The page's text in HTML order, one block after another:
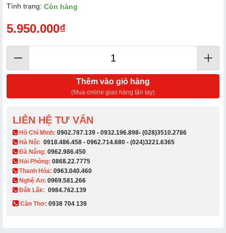
Tình trạng: Còn hàng
5.950.000₫
Thêm vào giỏ hàng
(Mua online giao hàng tận tay)
LIÊN HỆ TƯ VẤN
​ Hồ Chí Minh: 0902.787.139 - 0932.196.898- (028)3510.2786
Hà Nội: 0918.486.458 - 0962.714.680 - (024)3221.6365
Đà Nẵng: 0962.986.450
Hải Phòng: 0868.22.7775
Thanh Hóa: 0963.040.460
Nghệ An: 0969.581.266
Đắk Lắk: 0984.762.139
Cần Thơ: 0938 704 139​